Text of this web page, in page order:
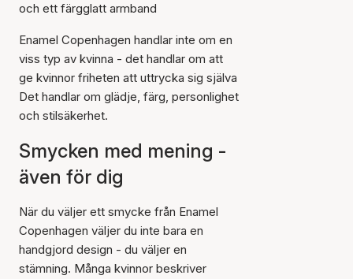
och ett färgglatt armband
Enamel Copenhagen handlar inte om en
viss typ av kvinna - det handlar om att
ge kvinnor friheten att uttrycka sig själva
Det handlar om glädje, färg, personlighet
och stilsäkerhet.
Smycken med mening -
även för dig
När du väljer ett smycke från Enamel
Copenhagen väljer du inte bara en
handgjord design - du väljer en
stämning. Många kvinnor beskriver